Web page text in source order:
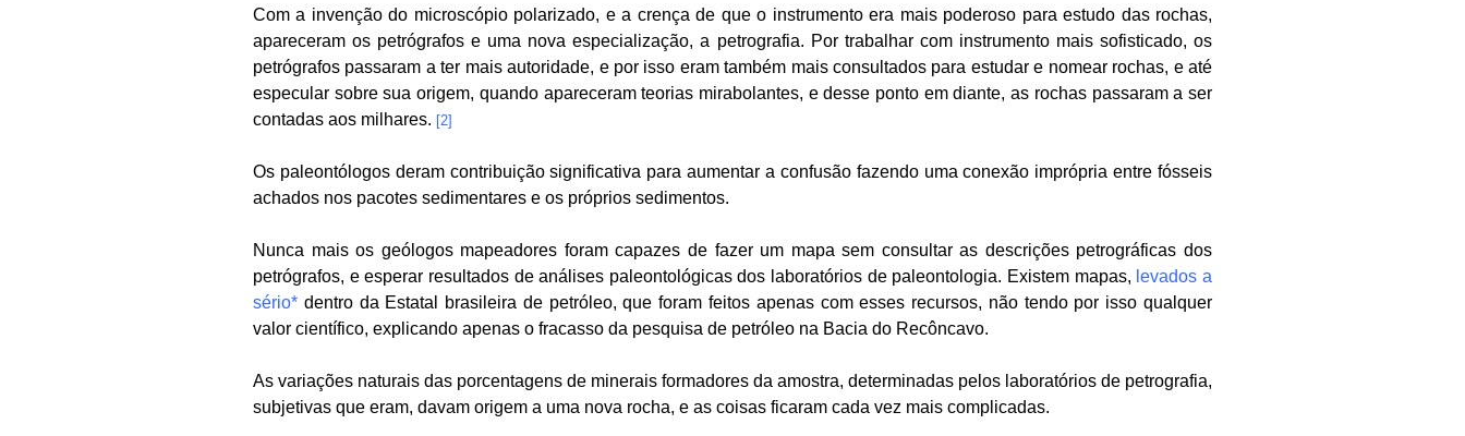
Com a invenção do microscópio polarizado, e a crença de que o instrumento era mais poderoso para estudo das rochas,
apareceram os petrógrafos e uma nova especialização, a petrografia. Por trabalhar com instrumento mais sofisticado, os
petrógrafos passaram a ter mais autoridade, e por isso eram também mais consultados para estudar e nomear rochas, e até
especular sobre sua origem, quando apareceram teorias mirabolantes, e desse ponto em diante, as rochas passaram a ser
contadas aos milhares. [2]
Os paleontólogos deram contribuição significativa para aumentar a confusão fazendo uma conexão imprópria entre fósseis
achados nos pacotes sedimentares e os próprios sedimentos.
Nunca mais os geólogos mapeadores foram capazes de fazer um mapa sem consultar as descrições petrográficas dos
petrógrafos, e esperar resultados de análises paleontológicas dos laboratórios de paleontologia. Existem mapas, levados a
sério* dentro da Estatal brasileira de petróleo, que foram feitos apenas com esses recursos, não tendo por isso qualquer
valor científico, explicando apenas o fracasso da pesquisa de petróleo na Bacia do Recôncavo.
As variações naturais das porcentagens de minerais formadores da amostra, determinadas pelos laboratórios de petrografia,
subjetivas que eram, davam origem a uma nova rocha, e as coisas ficaram cada vez mais complicadas.